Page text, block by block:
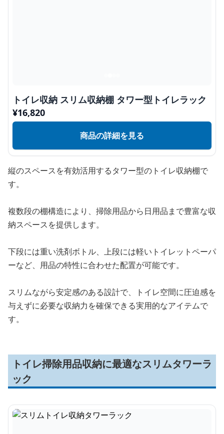
トイレ収納 スリム収納棚 タワー型トイレラック
¥16,820
商品の詳細を見る
縦のスペースを有効活用するタワー型のトイレ収納棚で
す。
複数段の棚構造により、掃除用品から日用品まで豊富な収
納スペースを提供します。
下段には重い洗剤ボトル、上段には軽いトイレットペーパ
ーなど、用品の特性に合わせた配置が可能です。
スリムながら安定感のある設計で、トイレ空間に圧迫感を
与えずに必要な収納力を確保できる実用的なアイテムで
す。
トイレ掃除用品収納に最適なスリムタワーラ
ック